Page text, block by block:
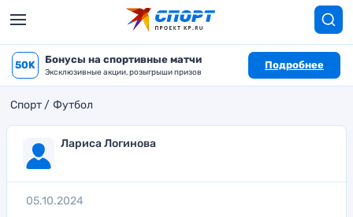
50K Бонусы на спортивные матчи
Эксклюзивные акции, розыгрыши призов
Подробнее
Спорт Футбол
Лариса Логинова
05.10.2024